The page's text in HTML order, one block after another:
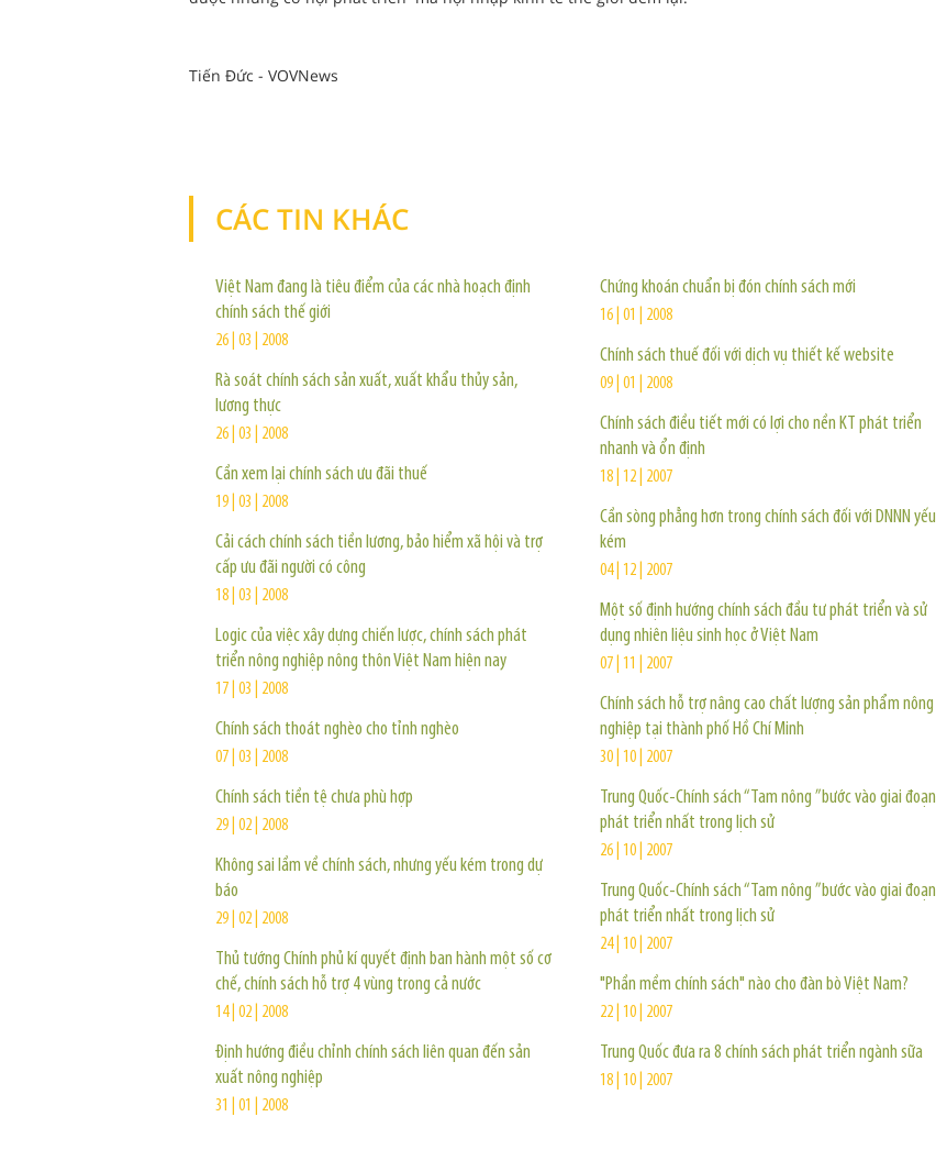
Tiến Đức - VOVNews
CÁC TIN KHÁC
Việt Nam đang là tiêu điểm của các nhà hoạch định
chính sách thế giới
26 | 03 | 2008
Rà soát chính sách sản xuất, xuất khẩu thủy sản,
lương thực
26 | 03 | 2008
Cần xem lại chính sách ưu đãi thuế
19 | 03 | 2008
Cải cách chính sách tiền lương, bảo hiểm xã hội và trợ
cấp ưu đãi người có công
18 | 03 | 2008
Logic của việc xây dựng chiến lược, chính sách phát
triển nông nghiệp nông thôn Việt Nam hiện nay
17 | 03 | 2008
Chính sách thoát nghèo cho tỉnh nghèo
07 | 03 | 2008
Chính sách tiền tệ chưa phù hợp
29 | 02 | 2008
Không sai lầm về chính sách, nhưng yếu kém trong dự
báo
29 | 02 | 2008
Thủ tướng Chính phủ kí quyết định ban hành một số cơ
chế, chính sách hỗ trợ 4 vùng trong cả nước
14 | 02 | 2008
Định hướng điều chỉnh chính sách liên quan đến sản
xuất nông nghiệp
31 | 01 | 2008
Chứng khoán chuẩn bị đón chính sách mới
16 | 01 | 2008
Chính sách thuế đối với dịch vụ thiết kế website
09 | 01 | 2008
Chính sách điều tiết mới có lợi cho nền KT phát triển
nhanh và ổn định
18 | 12 | 2007
Cần sòng phẳng hơn trong chính sách đối với DNNN yếu
kém
04 | 12 | 2007
Một số định hướng chính sách đầu tư phát triển và sử
dụng nhiên liệu sinh học ở Việt Nam
07 | 11 | 2007
Chính sách hỗ trợ nâng cao chất lượng sản phẩm nông
nghiệp tại thành phố Hồ Chí Minh
30 | 10 | 2007
Trung Quốc-Chính sách “Tam nông ”bước vào giai đoạn
phát triển nhất trong lịch sử
26 | 10 | 2007
Trung Quốc-Chính sách “Tam nông ”bước vào giai đoạn
phát triển nhất trong lịch sử
24 | 10 | 2007
"Phần mềm chính sách" nào cho đàn bò Việt Nam?
22 | 10 | 2007
Trung Quốc đưa ra 8 chính sách phát triển ngành sữa
18 | 10 | 2007